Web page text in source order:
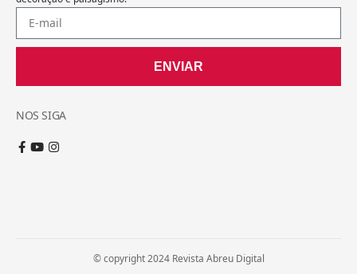
ENVIAR
NOS SIGA
© copyright 2024 Revista Abreu Digital